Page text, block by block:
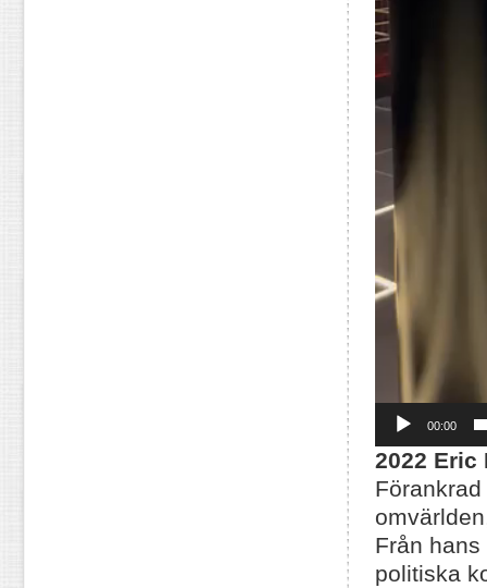
00:00
2022 Eric
Från
politiska